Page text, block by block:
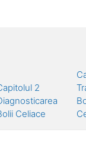
2
Celiace